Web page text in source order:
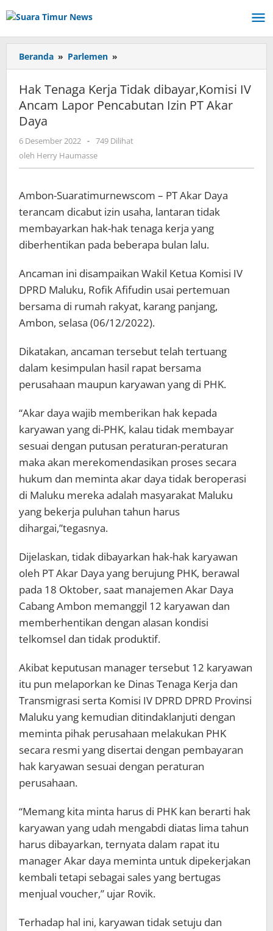
ke
Beranda » Parlemen »
Tenaga
Kerja
Tidak
dibayar,Komisi
Lapor
Izin
Akar
Daya
Hak Tenaga Kerja Tidak dibayar,Komisi IV
Ancam Lapor Pencabutan Izin PT Akar
Daya
6 Desember 2022 oleh
Herry
- 749 Dilihat
oleh Herry Haumasse
Ambon-Suaratimurnewscom – PT Akar Daya
terancam dicabut izin usaha, lantaran tidak
membayarkan hak-hak tenaga kerja yang
diberhentikan pada beberapa bulan lalu.
Ancaman ini disampaikan Wakil Ketua Komisi IV
DPRD Maluku, Rofik Afifudin usai pertemuan
bersama di rumah rakyat, karang panjang,
Ambon, selasa (06/12/2022).
Dikatakan, ancaman tersebut telah tertuang
dalam kesimpulan hasil rapat bersama
perusahaan maupun karyawan yang di PHK.
“Akar daya wajib memberikan hak kepada
karyawan yang di-PHK, kalau tidak membayar
sesuai dengan putusan peraturan-peraturan
maka akan merekomendasikan proses secara
hukum dan meminta akar daya tidak beroperasi
di Maluku mereka adalah masyarakat Maluku
yang bekerja puluhan tahun harus
dihargai,”tegasnya.
Dijelaskan, tidak dibayarkan hak-hak karyawan
oleh PT Akar Daya yang berujung PHK, berawal
pada 18 Oktober, saat manajemen Akar Daya
Cabang Ambon memanggil 12 karyawan dan
memberhentikan dengan alasan kondisi
telkomsel dan tidak produktif.
Akibat keputusan manager tersebut 12 karyawan
itu pun melaporkan ke Dinas Tenaga Kerja dan
Transmigrasi serta Komisi IV DPRD DPRD Provinsi
Maluku yang kemudian ditindaklanjuti dengan
meminta pihak perusahaan melakukan PHK
secara resmi yang disertai dengan pembayaran
hak karyawan sesuai dengan peraturan
perusahaan.
“Memang kita minta harus di PHK kan berarti hak
karyawan yang udah mengabdi diatas lima tahun
harus dibayarkan, ternyata dalam rapat itu
manager Akar daya meminta untuk dipekerjakan
kembali tetapi sebagai sales yang bertugas
menjual voucher,” ujar Rovik.
Terhadap hal ini, karyawan tidak setuju dan